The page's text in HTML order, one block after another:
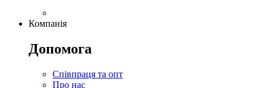
Компанія
Допомога
Співпраця та опт
Про нас